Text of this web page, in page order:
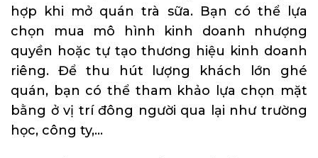
hợp khi mở quán trà sữa. Bạn có thể lựa
chọn mua mô hình kinh doanh nhượng
quyền hoặc tự tạo thương hiệu kinh doanh
riêng. Để thu hút lượng khách lớn ghé
quán, bạn có thể tham khảo lựa chọn mặt
bằng ở vị trí đông người qua lại như trường
học, công ty,…